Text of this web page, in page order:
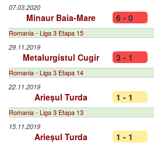
07.03.2020
Minaur Baia-Mare 6 - 0
Romania - Liga 3 Etapa 15
29.11.2019
Metalurgistul Cugir 3 - 1
Romania - Liga 3 Etapa 14
22.11.2019
Arieșul Turda 1 - 1
Romania - Liga 3 Etapa 13
15.11.2019
Arieșul Turda 1 - 1